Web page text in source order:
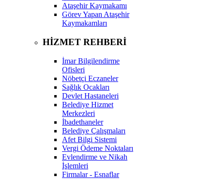
Ataşehir Kaymakamı
Görev Yapan Ataşehir
Kaymakamları
HİZMET REHBERİ
İmar Bilgilendirme
Ofisleri
Nöbetçi Eczaneler
Sağlık Ocakları
Devlet Hastaneleri
Belediye Hizmet
Merkezleri
İbadethaneler
Belediye Çalışmaları
Afet Bilgi Sistemi
Vergi Ödeme Noktaları
Evlendirme ve Nikah
İşlemleri
Firmalar - Esnaflar